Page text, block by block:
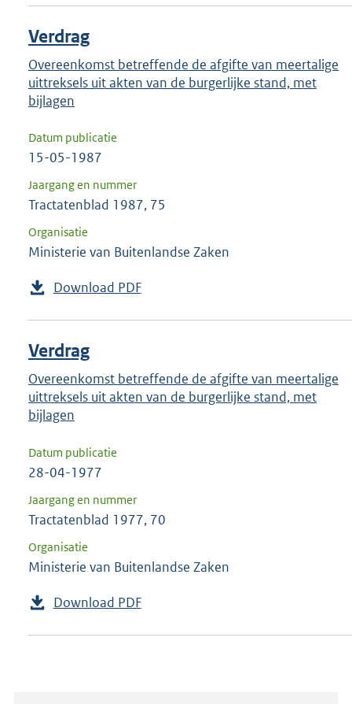
Verdrag
Overeenkomst betreffende de afgifte van meertalige
uittreksels uit akten van de burgerlijke stand, met
bijlagen
Datum publicatie
15-05-1987
Jaargang en nummer
Tractatenblad 1987, 75
Organisatie
Ministerie van Buitenlandse Zaken
Download PDF
Verdrag
Overeenkomst betreffende de afgifte van meertalige
uittreksels uit akten van de burgerlijke stand, met
bijlagen
Datum publicatie
28-04-1977
Jaargang en nummer
Tractatenblad 1977, 70
Organisatie
Ministerie van Buitenlandse Zaken
Download PDF